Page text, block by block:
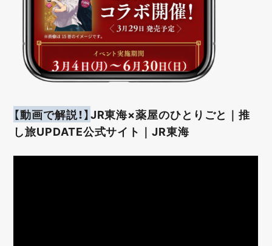
【動画で解説！】JR東海×薬屋のひとりごと｜推
し旅UPDATE公式サイト｜JR東海